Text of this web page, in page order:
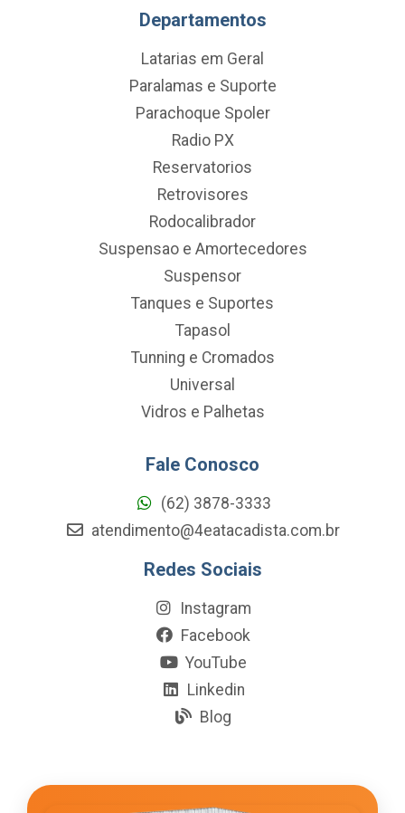
Departamentos
Latarias em Geral
Paralamas e Suporte
Parachoque Spoler
Radio PX
Reservatorios
Retrovisores
Rodocalibrador
Suspensao e Amortecedores
Suspensor
Tanques e Suportes
Tapasol
Tunning e Cromados
Universal
Vidros e Palhetas
Fale Conosco
(62) 3878-3333
atendimento@4eatacadista.com.br
Redes Sociais
Instagram
Facebook
YouTube
Linkedin
Blog